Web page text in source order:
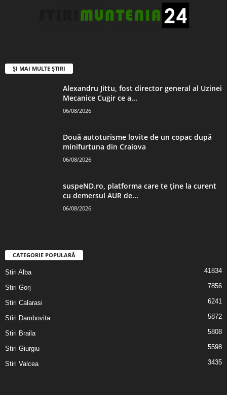
ȘI MAI MULTE ȘTIRI
Alexandru Jittu, fost director general al Uzinei
Mecanice Cugir ce a...
06/08/2026
Două autoturisme lovite de un copac după
minifurtuna din Craiova
06/08/2026
suspeND.ro, platforma care te ține la curent
cu demersul AUR de...
06/08/2026
CATEGORIE POPULARĂ
Stiri Alba 41834
Stiri Gorj 7856
Stiri Calarasi 6241
Stiri Dambovita 5872
Stiri Braila 5808
Stiri Giurgiu 5598
Stiri Valcea 3435